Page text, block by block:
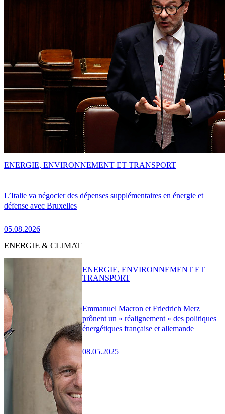
L’Italie va négocier des dépenses supplémentaires en énergie et
défense avec Bruxelles
05.08.2026
ENERGIE, ENVIRONNEMENT ET TRANSPORT
ENERGIE & CLIMAT
Emmanuel Macron et Friedrich Merz
prônent un « réalignement » des politiques
énergétiques française et allemande
08.05.2025
ENERGIE, ENVIRONNEMENT ET
TRANSPORT